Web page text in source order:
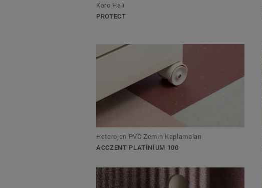
Karo Halı
PROTECT
Heterojen PVC Zemin Kaplamaları
ACCZENT PLATINIUM 100